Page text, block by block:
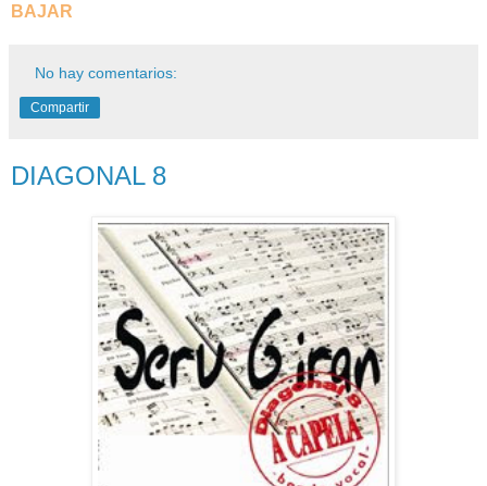
BAJAR
No hay comentarios:
Compartir
DIAGONAL 8